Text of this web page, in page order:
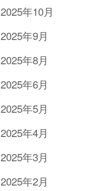
2025年10月
2025年9月
2025年8月
2025年6月
2025年5月
2025年4月
2025年3月
2025年2月